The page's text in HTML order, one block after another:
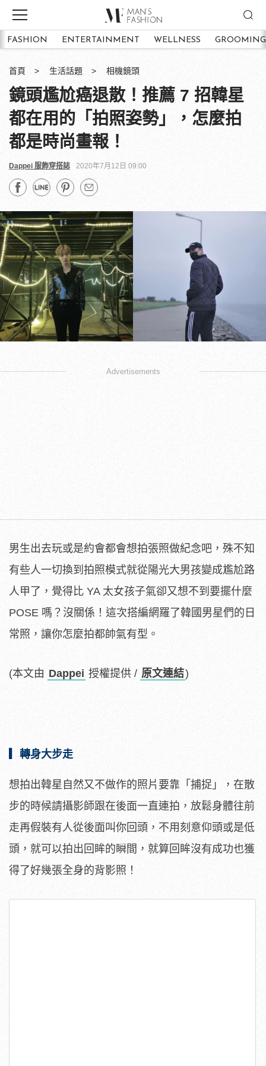
FASHION ENTERTAINMENT WELLNESS GROOMING
首頁 生活話題 相機鏡頭
鏡頭尷尬癌退散！推薦 7 招韓星
都在用的「拍照姿勢」，怎麼拍
都是時尚畫報！
Dappei 服飾穿搭誌 2020年7月12日 09:00
Advertisements
男生出去玩或是約會都會想拍張照做紀念吧，殊不知
有些人一切換到拍照模式就從陽光大男孩變成尷尬路
人甲了，覺得比 YA 太女孩子氣卻又想不到要擺什麼
POSE 嗎？沒關係！這次搭編網羅了韓國男星們的日
常照，讓你怎麼拍都帥氣有型。
(本文由 Dappei 授權提供 / 原文連結)
▎轉身大步走
想拍出韓星自然又不做作的照片要靠「捕捉」，在散
步的時候請攝影師跟在後面一直連拍，放鬆身體往前
走再假裝有人從後面叫你回頭，不用刻意仰頭或是低
頭，就可以拍出回眸的瞬間，就算回眸沒有成功也獲
得了好幾張全身的背影照！